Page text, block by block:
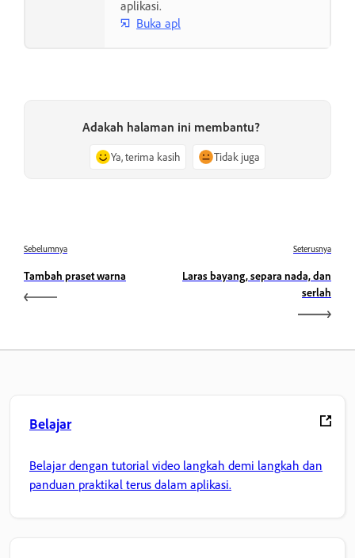
aplikasi.
Buka apl
Adakah halaman ini membantu?
Ya, terima kasih Tidak juga
Sebelumnya
Tambah praset warna
Seterusnya
Laras bayang, separa nada, dan
serlah
Belajar
Belajar dengan tutorial video langkah demi langkah dan
panduan praktikal terus dalam aplikasi.